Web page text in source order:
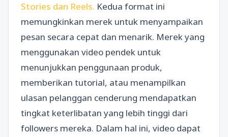
Stories dan Reels. Kedua format ini
memungkinkan merek untuk menyampaikan
pesan secara cepat dan menarik. Merek yang
menggunakan video pendek untuk
menunjukkan penggunaan produk,
memberikan tutorial, atau menampilkan
ulasan pelanggan cenderung mendapatkan
tingkat keterlibatan yang lebih tinggi dari
followers mereka. Dalam hal ini, video dapat